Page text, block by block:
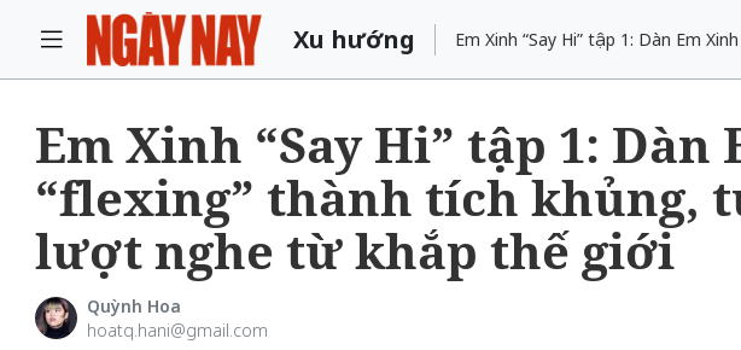
Xu hướng Em Xinh “Say Hi” tập 1: Dàn Em
Em Xinh “Say Hi” tập 1: Dàn
“flexing” thành tích khủng,
lượt nghe từ khắp thế giới
Quỳnh Hoa
hoatq.hani@gmail.com